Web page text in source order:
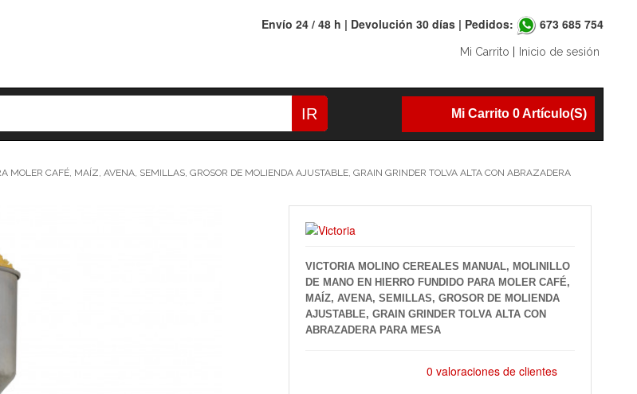
Envío 24 / 48 h | Devolución 30 días | Pedidos: 673 685 754
Mi Carrito Inicio de sesión
Mi Carrito 0 Artículo(s)
IR
CAFÉ, MAÍZ, AVENA, SEMILLAS, GROSOR DE MOLIENDA AJUSTABLE, GRAIN GRINDER TOLVA ALTA CON ABRAZADERA
VICTORIA MOLINO CEREALES MANUAL, MOLINILLO
DE MANO EN HIERRO FUNDIDO PARA MOLER CAFÉ,
MAÍZ, AVENA, SEMILLAS, GROSOR DE MOLIENDA
AJUSTABLE, GRAIN GRINDER TOLVA ALTA CON
ABRAZADERA PARA MESA
0 valoraciones de clientes